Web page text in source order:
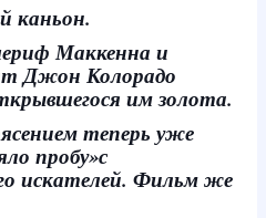
каньон.
Маккенна и
Джон Колорадо
им золота.
теперь уже
пробу»с
искателей. Фильм же